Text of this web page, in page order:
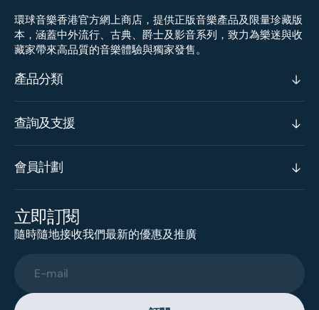
環球音樂香港官方網上商店，提供正版音樂產品及限量珍藏版
本，涵蓋中外流行、古典、爵士及影音系列，致力為樂迷與收
藏家帶來高品質的音樂體驗與獨家發售。
產品分類
查詢及支援
會員計劃
立即訂閱
隨時隨地接收我們最新的優惠及推廣
E-mail